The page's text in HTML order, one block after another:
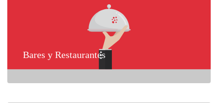
Bares y Restaurantes